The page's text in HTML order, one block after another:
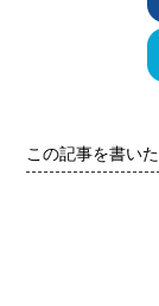
この記事を書い